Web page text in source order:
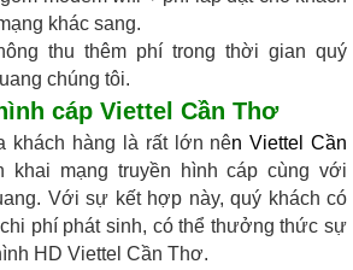
khác sang.
thu thêm phí trong thời gian quý
chúng tôi.
cáp Viettel Cần Thơ
khách hàng là rất lớn nênViettel Cần
khai mạng truyền hình cáp cùng với
Với sự kết hợp này, quý khách có
phí phát sinh, có thể thưởng thức sự
HD Viettel Cần Thơ.